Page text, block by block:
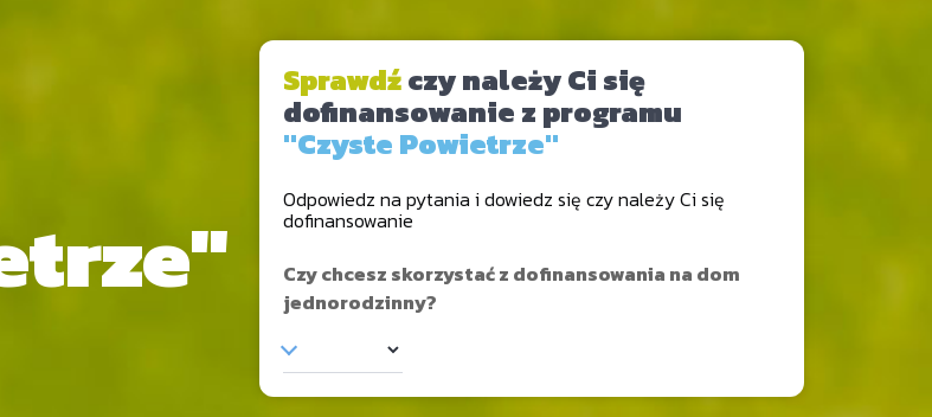
Sprawdźczy należy Ci się
dofinansowanie z programu
"Czyste Powietrze"
Odpowiedz na pytania i dowiedz się czy należy Ci się
dofinansowanie
Czy chcesz skorzystać z dofinansowania na dom
jednorodzinny?